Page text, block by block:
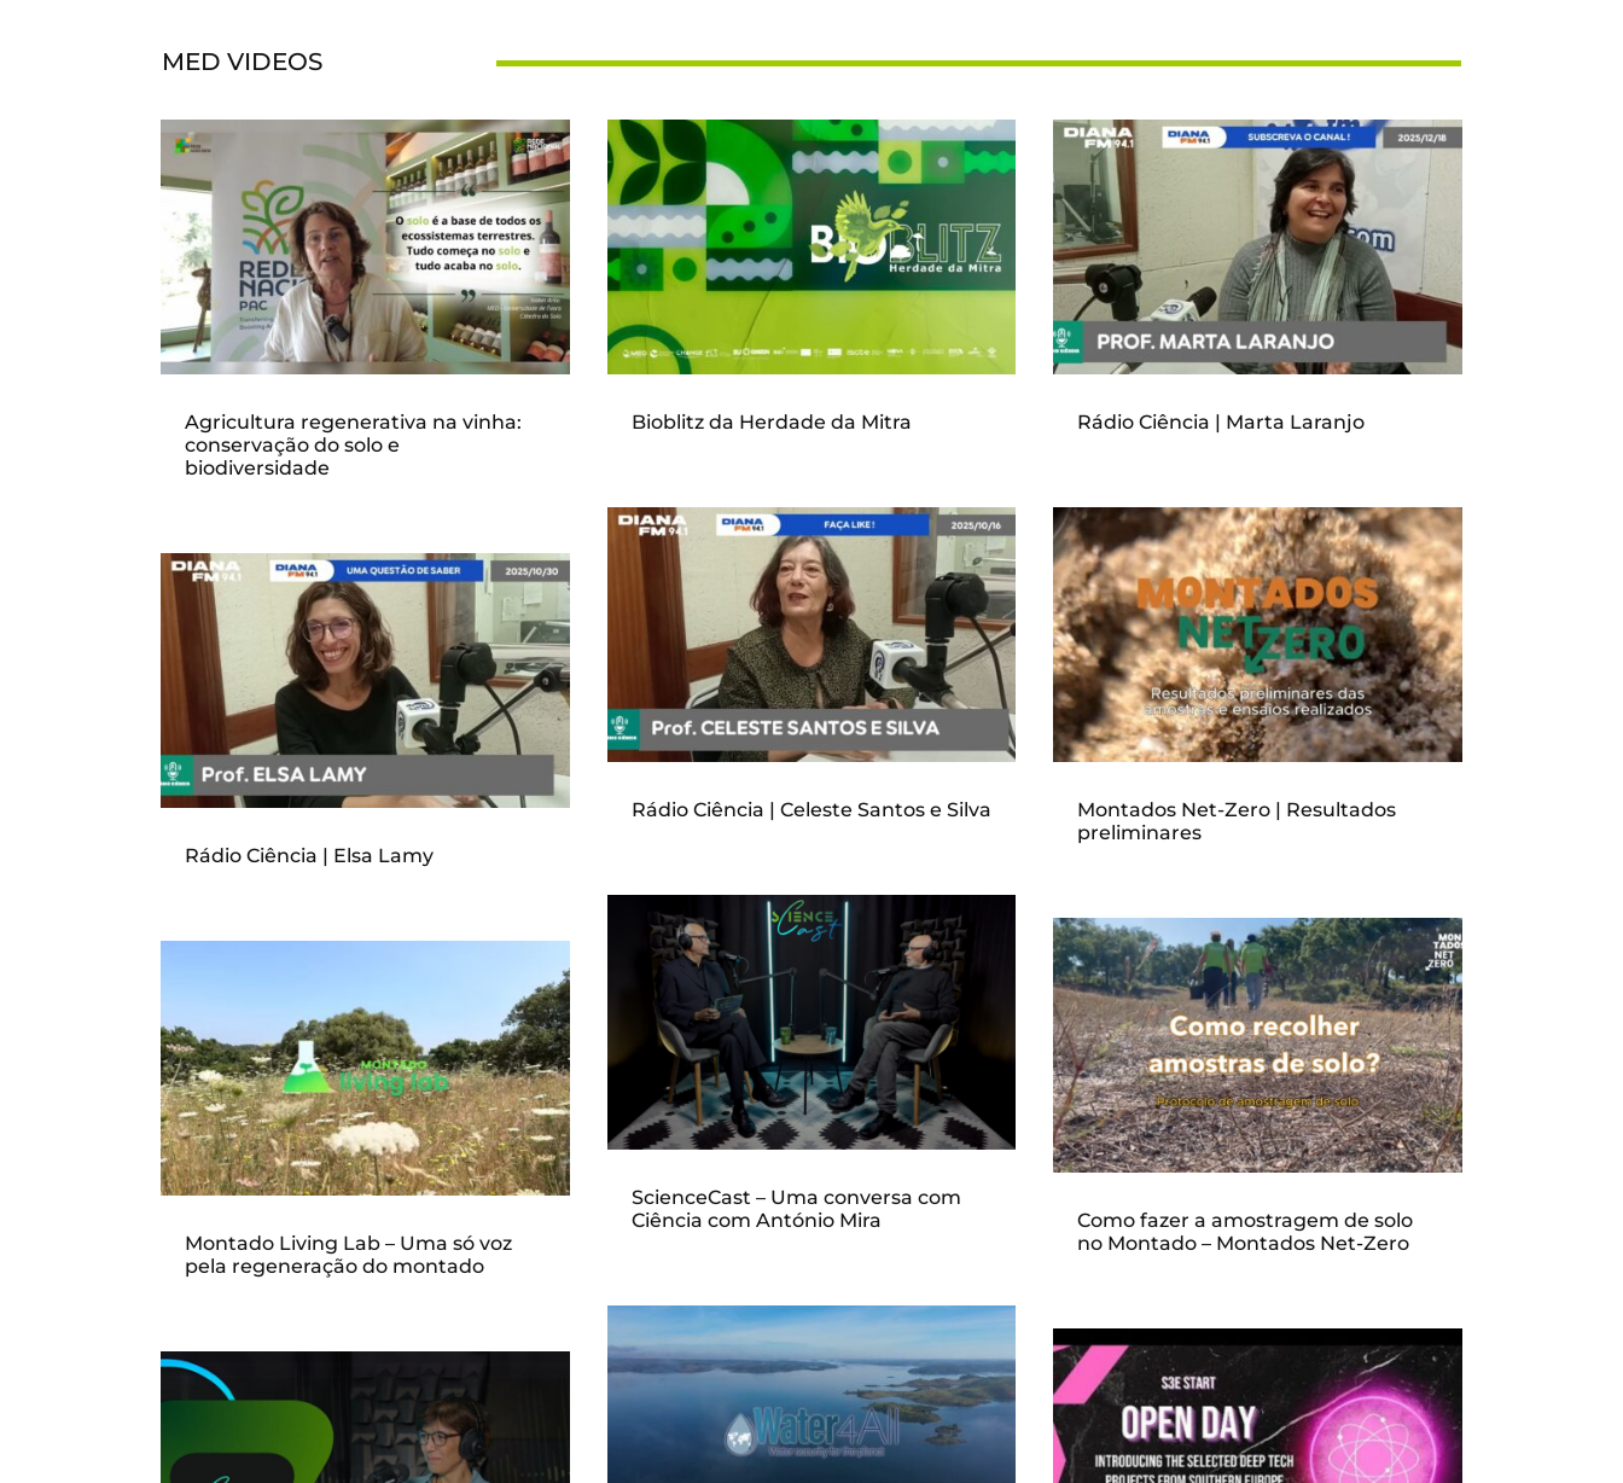
MED VIDEOS
Agricultura regenerativa na vinha:
conservação do solo e
biodiversidade
Rádio Ciência | Elsa Lamy
Montado Living Lab – Uma só voz
pela regeneração do montado
Bioblitz da Herdade da Mitra
Rádio Ciência | Celeste Santos e Silva
ScienceCast – Uma conversa com
Ciência com António Mira
Rádio Ciência | Marta Laranjo
Montados Net-Zero | Resultados
preliminares
Como fazer a amostragem de solo
no Montado – Montados Net-Zero